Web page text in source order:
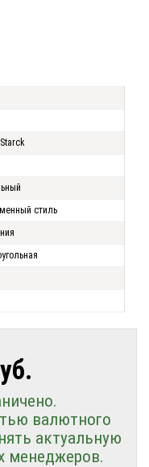
стиль
валютного
актуальную
менеджеров.